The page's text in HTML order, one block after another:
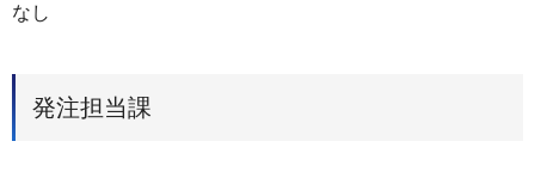
なし
発注担当課